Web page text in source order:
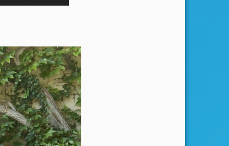
Hoch/Runter
die
Lautstärke
zu
regeln.